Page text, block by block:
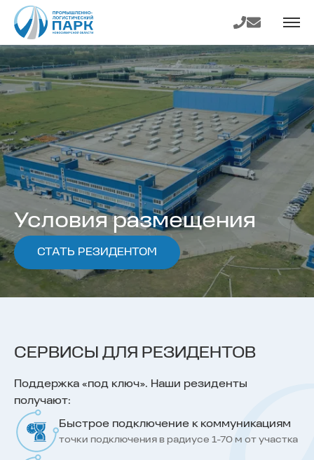
На главную
страницу
Телефон
E-mail
Условия размещения
СТАТЬ РЕЗИДЕНТОМ
СЕРВИСЫ ДЛЯ РЕЗИДЕНТОВ
Поддержка «под ключ». Наши резиденты
получают:
Быстрое подключение к коммуникациям
точки подключения в радиусе 1-70 м от участка